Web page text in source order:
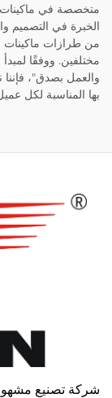
من طرازات ماكينات
مختلفين. ووفقًا
والعمل بصدق"، فإننا
بها المناسبة لكل
شركة تصنيع